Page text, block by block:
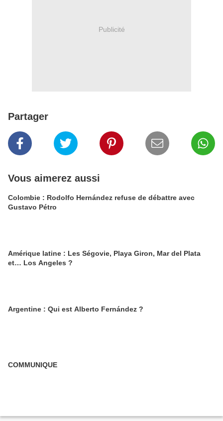
Publicité
Partager
Vous aimerez aussi
Colombie : Rodolfo Hernández refuse de débattre avec
Gustavo Pétro
Amérique latine : Les Ségovie, Playa Giron, Mar del Plata
et… Los Angeles ?
Argentine : Qui est Alberto Fernández ?
COMMUNIQUE